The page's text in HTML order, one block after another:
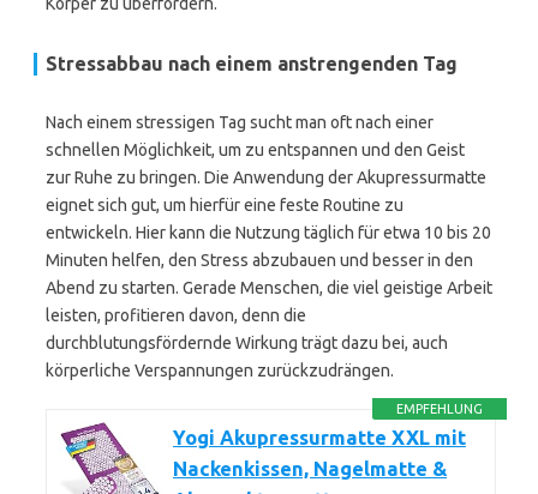
Stressabbau nach einem anstrengenden Tag
Nach einem stressigen Tag sucht man oft nach einer
schnellen Möglichkeit, um zu entspannen und den Geist
zur Ruhe zu bringen. Die Anwendung der Akupressurmatte
eignet sich gut, um hierfür eine feste Routine zu
entwickeln. Hier kann die Nutzung täglich für etwa 10 bis 20
Minuten helfen, den Stress abzubauen und besser in den
Abend zu starten. Gerade Menschen, die viel geistige Arbeit
leisten, profitieren davon, denn die
durchblutungsfördernde Wirkung trägt dazu bei, auch
körperliche Verspannungen zurückzudrängen.
EMPFEHLUNG
Yogi Akupressurmatte XXL mit
Nackenkissen, Nagelmatte &